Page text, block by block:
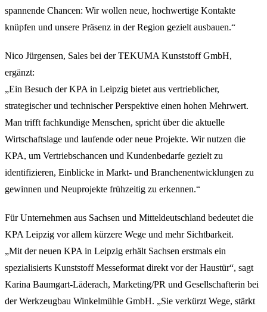
spannende Chancen: Wir wollen neue, hochwertige Kontakte
knüpfen und unsere Präsenz in der Region gezielt ausbauen.“
Nico Jürgensen, Sales bei der TEKUMA Kunststoff GmbH,
ergänzt:
„Ein Besuch der KPA in Leipzig bietet aus vertrieblicher,
strategischer und technischer Perspektive einen hohen Mehrwert.
Man trifft fachkundige Menschen, spricht über die aktuelle
Wirtschaftslage und laufende oder neue Projekte. Wir nutzen die
KPA, um Vertriebschancen und Kundenbedarfe gezielt zu
identifizieren, Einblicke in Markt- und Branchenentwicklungen zu
gewinnen und Neuprojekte frühzeitig zu erkennen.“
Für Unternehmen aus Sachsen und Mitteldeutschland bedeutet die
KPA Leipzig vor allem kürzere Wege und mehr Sichtbarkeit.
„Mit der neuen KPA in Leipzig erhält Sachsen erstmals ein
spezialisierts Kunststoff Messeformat direkt vor der Haustür“, sagt
Karina Baumgart-Läderach, Marketing/PR und Gesellschafterin bei
der Werkzeugbau Winkelmühle GmbH. „Sie verkürzt Wege, stärkt